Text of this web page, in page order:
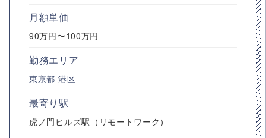
月額単価
90万円〜100万円
勤務エリア
東京都 港区
最寄り駅
虎ノ門ヒルズ駅（リモートワーク）